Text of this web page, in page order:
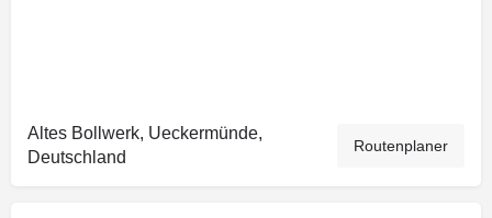
Altes Bollwerk, Ueckermünde,
Deutschland
Routenplaner